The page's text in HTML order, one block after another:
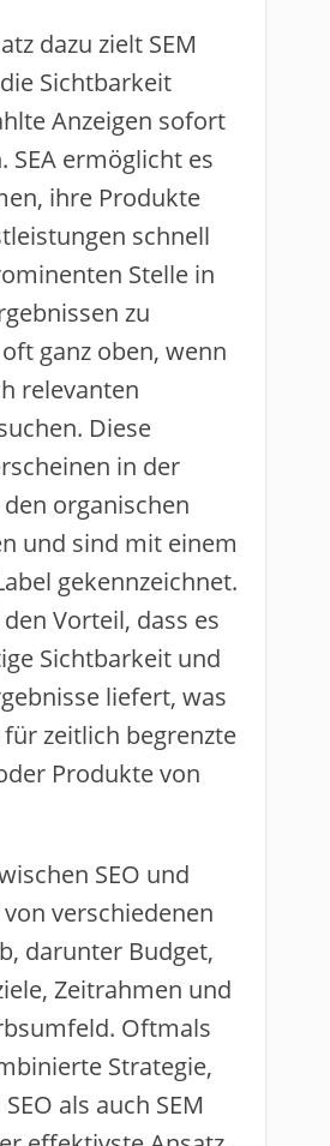
dazu zielt SEM
Sichtbarkeit
Anzeigen sofort
SEA ermöglicht es
ihre Produkte
schnell
Stelle in
zu
ganz oben, wenn
relevanten
Diese
in der
den organischen
und sind mit einem
gekennzeichnet.
Vorteil, dass es
Sichtbarkeit und
liefert, was
zeitlich begrenzte
Produkte von
SEO und
von verschiedenen
darunter Budget,
Zeitrahmen und
Oftmals
Strategie,
als auch SEM